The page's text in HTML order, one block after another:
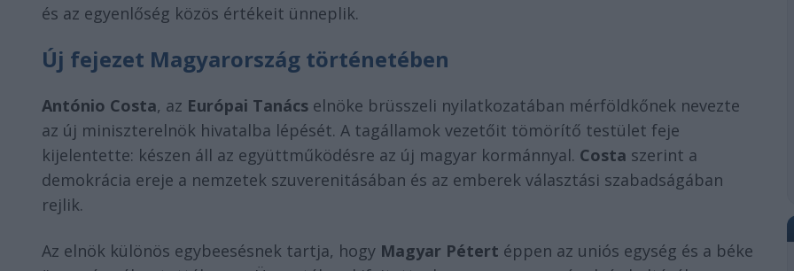
és az egyenlőség közös értékeit ünneplik.
Új fejezet Magyarország történetében
António Costa, az Európai Tanács elnöke brüsszeli nyilatkozatában mérföldkőnek nevezte
az új miniszterelnök hivatalba lépését. A tagállamok vezetőit tömörítő testület feje
kijelentette: készen áll az együttműködésre az új magyar kormánnyal. Costa szerint a
demokrácia ereje a nemzetek szuverenitásában és az emberek választási szabadságában
rejlik.
Az elnök különös egybeesésnek tartja, hogy Magyar Pétert éppen az uniós egység és a béke